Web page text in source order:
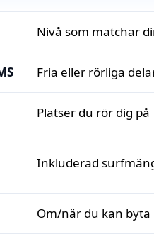
Nivå som matchar
Fria eller rörliga
Platser du rör dig på
Inkluderad
Om/när du kan byta